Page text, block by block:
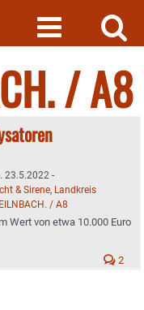
/ A8
23.5.2022 -
& Sirene, Landkreis
/ A8
Wert von etwa 10.000 Euro
2